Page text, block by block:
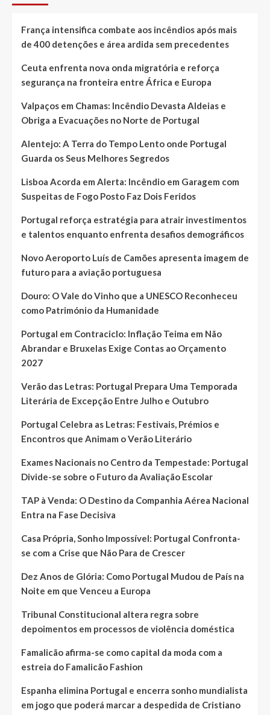
França intensifica combate aos incêndios após mais
de 400 detenções e área ardida sem precedentes
Ceuta enfrenta nova onda migratória e reforça
segurança na fronteira entre África e Europa
Valpaços em Chamas: Incêndio Devasta Aldeias e
Obriga a Evacuações no Norte de Portugal
Alentejo: A Terra do Tempo Lento onde Portugal
Guarda os Seus Melhores Segredos
Lisboa Acorda em Alerta: Incêndio em Garagem com
Suspeitas de Fogo Posto Faz Dois Feridos
Portugal reforça estratégia para atrair investimentos
e talentos enquanto enfrenta desafios demográficos
Novo Aeroporto Luís de Camões apresenta imagem de
futuro para a aviação portuguesa
Douro: O Vale do Vinho que a UNESCO Reconheceu
como Património da Humanidade
Portugal em Contraciclo: Inflação Teima em Não
Abrandar e Bruxelas Exige Contas ao Orçamento
2027
Verão das Letras: Portugal Prepara Uma Temporada
Literária de Excepção Entre Julho e Outubro
Portugal Celebra as Letras: Festivais, Prémios e
Encontros que Animam o Verão Literário
Exames Nacionais no Centro da Tempestade: Portugal
Divide-se sobre o Futuro da Avaliação Escolar
TAP à Venda: O Destino da Companhia Aérea Nacional
Entra na Fase Decisiva
Casa Própria, Sonho Impossível: Portugal Confronta-
se com a Crise que Não Para de Crescer
Dez Anos de Glória: Como Portugal Mudou de País na
Noite em que Venceu a Europa
Tribunal Constitucional altera regra sobre
depoimentos em processos de violência doméstica
Famalicão afirma-se como capital da moda com a
estreia do Famalicão Fashion
Espanha elimina Portugal e encerra sonho mundialista
em jogo que poderá marcar a despedida de Cristiano